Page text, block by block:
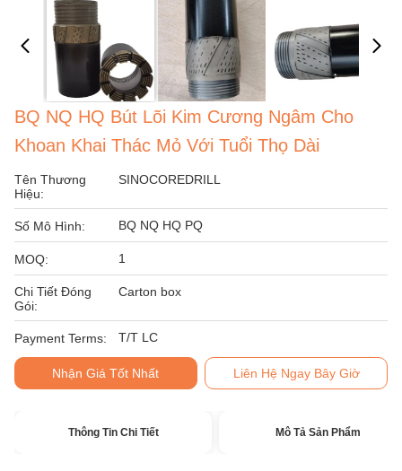
BQ NQ HQ Bút Lõi Kim Cương Ngâm Cho
Khoan Khai Thác Mỏ Với Tuổi Thọ Dài
Tên Thương
Hiệu:
SINOCOREDRILL
Số Mô Hình: BQ NQ HQ PQ
MOQ: 1
Chi Tiết Đóng
Gói:
Carton box
Payment Terms: T/T LC
Nhận Giá Tốt Nhất Liên Hệ Ngay Bây Giờ
Thông Tin Chi Tiết Mô Tả Sản Phẩm